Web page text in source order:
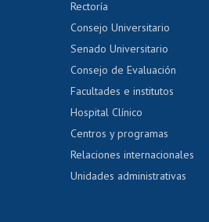
alumnos
exalumnos
Evaluación docente
Calificación académica
Postulación al AUCAI
tecnológica Tarjeta TUI
Rectoría
Consejo Universitario
Senado Universitario
Consejo de Evaluación
Facultades e institutos
Hospital Clínico
Centros y programas
Relaciones internacionales
Unidades administrativas